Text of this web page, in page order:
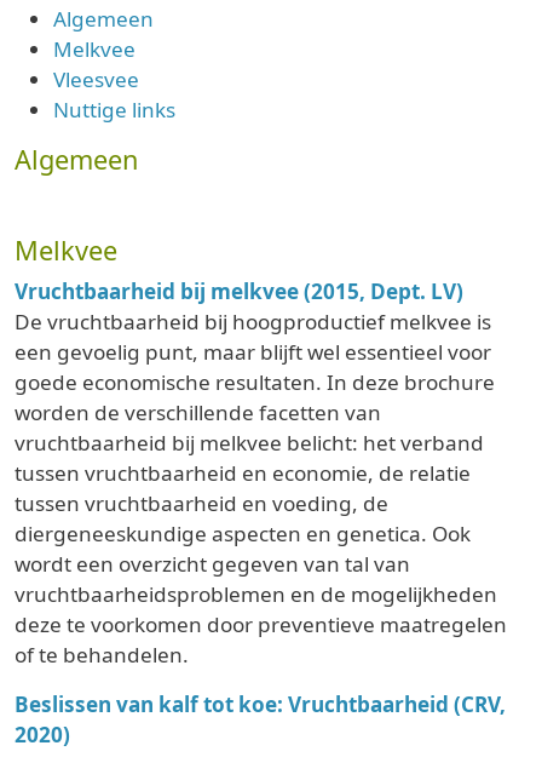
Algemeen
Melkvee
Vleesvee
Nuttige links
Algemeen
Melkvee
Vruchtbaarheid bij melkvee (2015, Dept. LV)
De vruchtbaarheid bij hoogproductief melkvee is
een gevoelig punt, maar blijft wel essentieel voor
goede economische resultaten. In deze brochure
worden de verschillende facetten van
vruchtbaarheid bij melkvee belicht: het verband
tussen vruchtbaarheid en economie, de relatie
tussen vruchtbaarheid en voeding, de
diergeneeskundige aspecten en genetica. Ook
wordt een overzicht gegeven van tal van
vruchtbaarheidsproblemen en de mogelijkheden
deze te voorkomen door preventieve maatregelen
of te behandelen.
Beslissen van kalf tot koe: Vruchtbaarheid (CRV,
2020)